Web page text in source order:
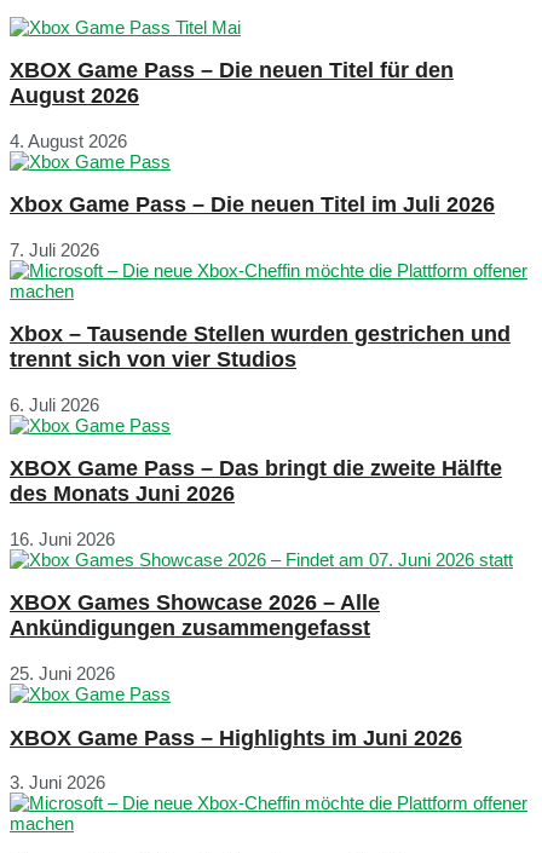
XBOX Game Pass – Die neuen Titel für den
August 2026
4. August 2026
Xbox Game Pass – Die neuen Titel im Juli 2026
7. Juli 2026
Xbox – Tausende Stellen wurden gestrichen und
trennt sich von vier Studios
6. Juli 2026
XBOX Game Pass – Das bringt die zweite Hälfte
des Monats Juni 2026
16. Juni 2026
XBOX Games Showcase 2026 – Alle
Ankündigungen zusammengefasst
25. Juni 2026
XBOX Game Pass – Highlights im Juni 2026
3. Juni 2026